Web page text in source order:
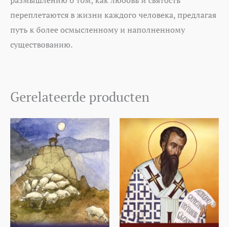
переплетаются в жизни каждого человека, предлагая
путь к более осмысленному и наполненному
существованию.
Gerelateerde producten